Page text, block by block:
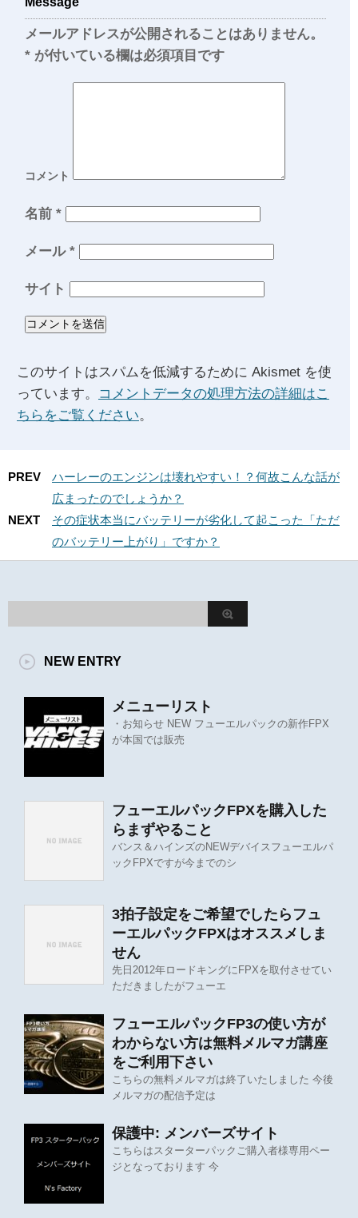
メールアドレスが公開されることはありません。
* が付いている欄は必須項目です
コメント
名前 *
メール *
サイト
このサイトはスパムを低減するために Akismet を使
っています。
コメントデータの処理方法の詳細はこ
ちらをご覧ください。
PREV
ハーレーのエンジンは壊れやすい！？何故こんな話が
広まったのでしょうか？
NEXT
その症状本当にバッテリーが劣化して起こった「ただ
のバッテリー上がり」ですか？
NEW ENTRY
メニューリスト
・お知らせ NEW フューエルパックの新作FPX
が本国では販売
フューエルパックFPXを購入した
らまずやること
バンス＆ハインズのNEWデバイスフューエルパ
ックFPXですが今までのシ
3拍子設定をご希望でしたらフュ
ーエルパックFPXはオススメしま
せん
先日2012年ロードキングにFPXを取付させてい
ただきましたがフューエ
フューエルパックFP3の使い方が
わからない方は無料メルマガ講座
をご利用下さい
こちらの無料メルマガは終了いたしました 今後
メルマガの配信予定は
保護中: メンバーズサイト
こちらはスターターパックご購入者様専用ペー
ジとなっております 今